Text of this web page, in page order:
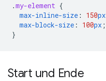
.my-element {
max-inline-size : 150px
max-block-size : 100px ;
}
Start und Ende